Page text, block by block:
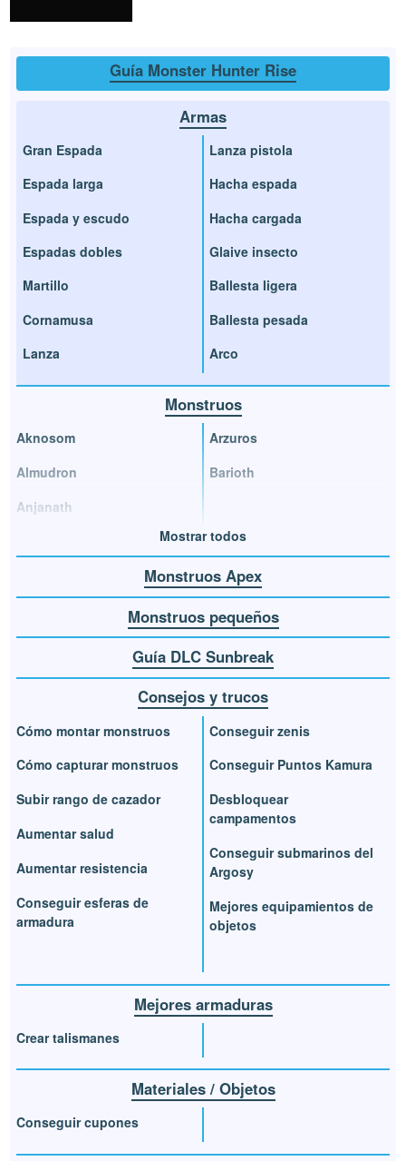
Guía Monster Hunter Rise
Armas
Gran Espada
Espada larga
Espada y escudo
Espadas dobles
Martillo
Cornamusa
Lanza
Lanza pistola
Hacha espada
Hacha cargada
Glaive insecto
Ballesta ligera
Ballesta pesada
Arco
Monstruos
Aknosom
Almudron
Anjanath
Arzuros
Barioth
Mostrar todos
Monstruos Apex
Monstruos pequeños
Guía DLC Sunbreak
Consejos y trucos
Cómo montar monstruos
Cómo capturar monstruos
Subir rango de cazador
Aumentar salud
Aumentar resistencia
Conseguir esferas de
armadura
Conseguir zenis
Conseguir Puntos Kamura
Desbloquear
campamentos
Conseguir submarinos del
Argosy
Mejores equipamientos de
objetos
Mejores armaduras
Crear talismanes
Materiales / Objetos
Conseguir cupones